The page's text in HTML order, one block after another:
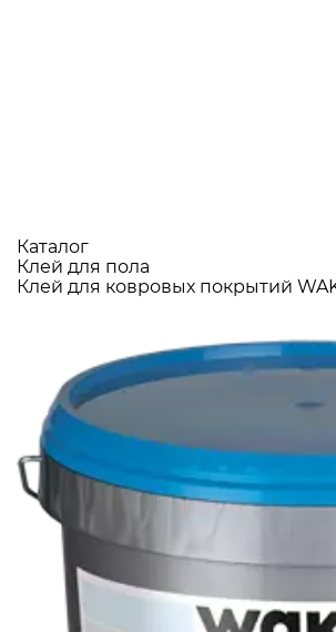
Каталог
Клей для пола
Клей для ковровых покрытий